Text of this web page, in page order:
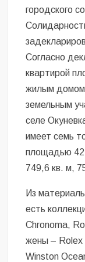
городского
Согласно
квартирой
жилым
земельным
селе
имеет семь
площадью
749,6 кв. м,
Из
есть
Chronoma,
жены – Rolex
Winston